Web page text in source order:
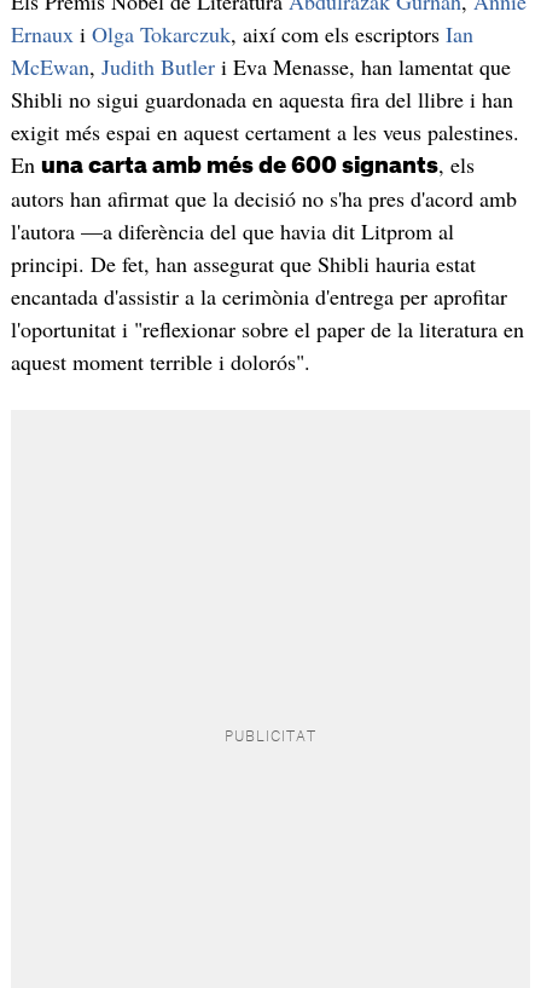
Ernaux i Olga Tokarczuk, així com els escriptors Ian
McEwan, Judith Butleri Eva Menasse, han lamentat que
Shibli no sigui guardonada en aquesta fira del llibre i han
exigit més espai en aquest certament a les veus palestines.
En una carta amb més de 600 signants, els
autors han afirmat que la decisió no s'ha pres d'acord amb
l'autora —a diferència del que havia dit Litprom al
principi. De fet, han assegurat que Shibli hauria estat
encantada d'assistir a la cerimònia d'entrega per aprofitar
l'oportunitat i "reflexionar sobre el paper de la literatura en
aquest moment terrible i dolorós".